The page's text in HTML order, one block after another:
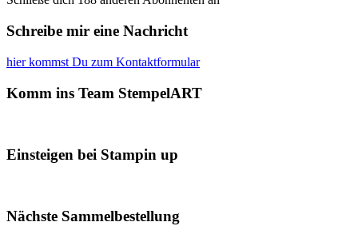
Schreibe mir eine Nachricht
hier kommst Du zum Kontaktformular
Komm ins Team StempelART
Einsteigen bei Stampin up
Nächste Sammelbestellung